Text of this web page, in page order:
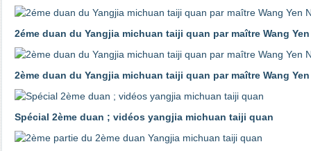
2éme duan du Yangjia michuan taiji quan par maître Wang
2ème duan du Yangjia michuan taiji quan par maître Wang
Spécial 2ème duan ; vidéos yangjia michuan taiji quan